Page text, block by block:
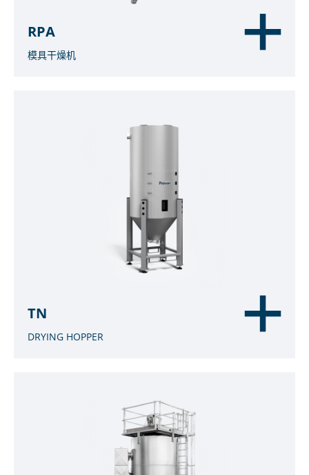
RPA
模具干燥机
TN
DRYING HOPPER